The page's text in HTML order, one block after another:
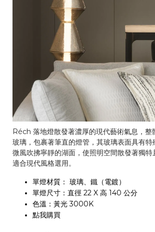
Réch 落地燈散發著濃厚的現代藝術氣息，整
玻璃，包裹著筆直的燈管，其玻璃表面具有特
微風吹拂寧靜的湖面，使照明空間散發著獨特
適合現代風格選用。
單燈材質： 玻璃、鐵（電鍍）
單燈尺寸：直徑 22 X 高 140 公分
色溫：黃光 3000K
點我購買